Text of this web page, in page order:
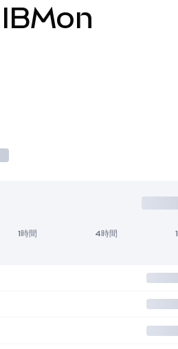
IBMon
1時間 4時間